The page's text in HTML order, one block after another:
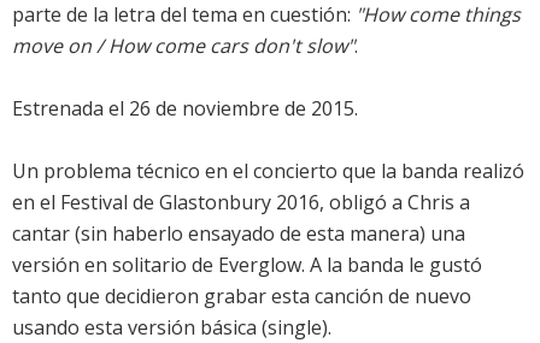
parte de la letra del tema en cuestión: "How come things
move on / How come cars don't slow".
Estrenada el 26 de noviembre de 2015.
Un problema técnico en el concierto que la banda realizó
en el Festival de Glastonbury 2016, obligó a Chris a
cantar (sin haberlo ensayado de esta manera) una
versión en solitario de Everglow. A la banda le gustó
tanto que decidieron grabar esta canción de nuevo
usando esta versión básica (single).